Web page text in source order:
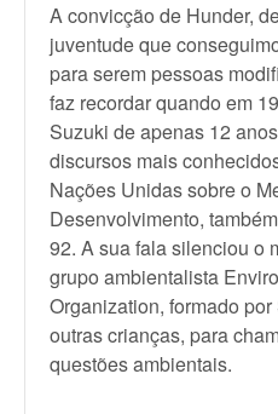
A convicção de Hunder,
juventude que
para serem pessoas
faz recordar quando em
Suzuki de apenas 12
discursos mais
Nações Unidas sobre o
Desenvolvimento,
92. A sua fala silenciou o
grupo ambientalista
Organization, formado
outras crianças, para
questões ambientais.